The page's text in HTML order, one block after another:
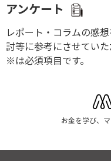
アンケート
レポート・コラムの感
討等に参考にさせていた
※は必須項目です。
お金を学び、